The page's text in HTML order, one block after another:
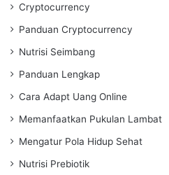
Cryptocurrency
Panduan Cryptocurrency
Nutrisi Seimbang
Panduan Lengkap
Cara Adapt Uang Online
Memanfaatkan Pukulan Lambat
Mengatur Pola Hidup Sehat
Nutrisi Prebiotik